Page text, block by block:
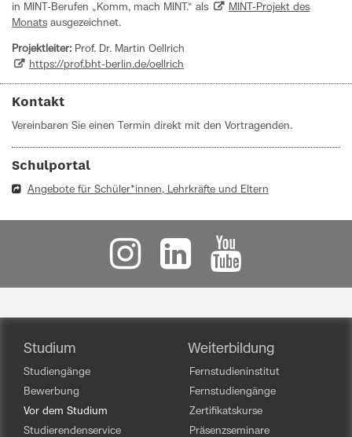
in MINT-Berufen „Komm, mach MINT.“ als
MINT-Projekt des
Monats ausgezeichnet.
Projektleiter: Prof. Dr. Martin Oellrich
https://prof.bht-berlin.de/oellrich
Kontakt
Vereinbaren Sie einen Termin direkt mit den Vortragenden.
Schulportal
Angebote für Schüler*innen, Lehrkräfte und Eltern
Studium
Studiengänge
Bewerbung
Vor dem Studium
Studierendenservice
Weiterbildung
Fernstudieninstitut
Fernstudiengänge
Zertifikatskurse
Präsenzseminare